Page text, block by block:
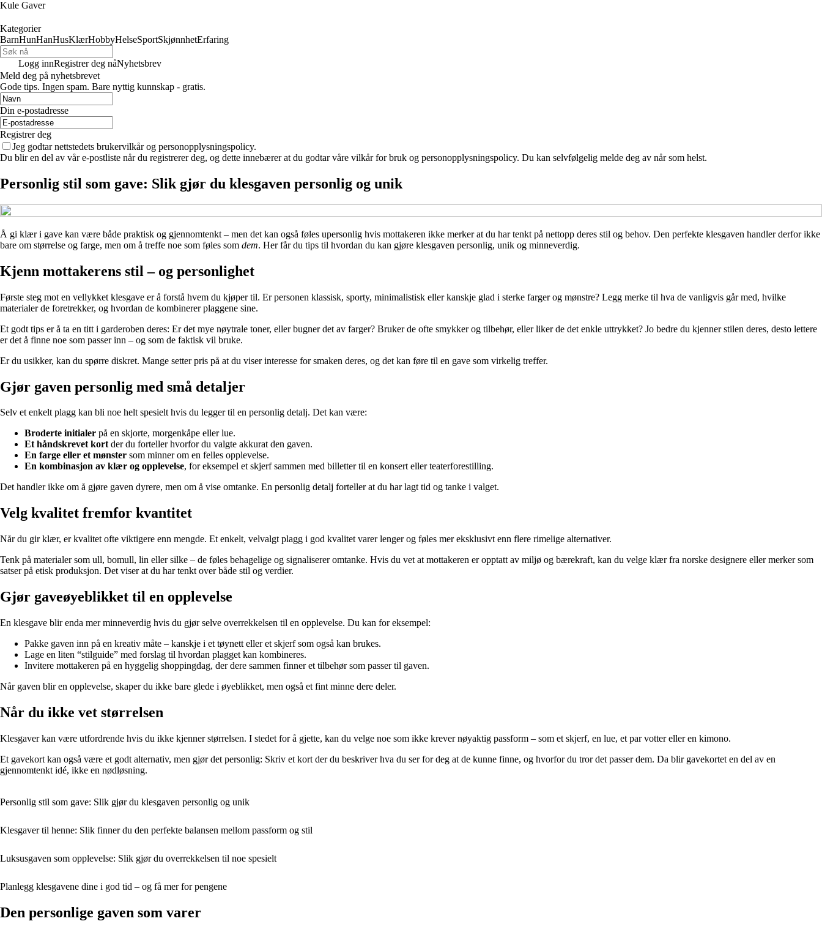
Kule Gaver
Kategorier
BarnHunHanHusKlærHobbyHelseSportSkjønnhetErfaring
Logg innRegistrer deg nåNyhetsbrev
Meld deg på nyhetsbrevet
Gode ​​tips. Ingen spam. Bare nyttig kunnskap - gratis.
Din e-postadresse
Registrer deg
Jeg godtar nettstedets brukervilkår og personopplysningspolicy.
Du blir en del av vår e-postliste når du registrerer deg, og dette innebærer at du godtar våre vilkår for bruk og personopplysningspolicy. Du kan selvfølgelig melde deg av når som helst.
Personlig stil som gave: Slik gjør du klesgaven personlig og unik
Å gi klær i gave kan være både praktisk og gjennomtenkt – men det kan også føles upersonlig hvis mottakeren ikke merker at du har tenkt på nettopp deres stil og behov. Den perfekte klesgaven handler derfor ikke
bare om størrelse og farge, men om å treffe noe som føles som dem. Her får du tips til hvordan du kan gjøre klesgaven personlig, unik og minneverdig.
Kjenn mottakerens stil – og personlighet
Første steg mot en vellykket klesgave er å forstå hvem du kjøper til. Er personen klassisk, sporty, minimalistisk eller kanskje glad i sterke farger og mønstre? Legg merke til hva de vanligvis går med, hvilke
materialer de foretrekker, og hvordan de kombinerer plaggene sine.
Et godt tips er å ta en titt i garderoben deres: Er det mye nøytrale toner, eller bugner det av farger? Bruker de ofte smykker og tilbehør, eller liker de det enkle uttrykket? Jo bedre du kjenner stilen deres, desto lettere
er det å finne noe som passer inn – og som de faktisk vil bruke.
Er du usikker, kan du spørre diskret. Mange setter pris på at du viser interesse for smaken deres, og det kan føre til en gave som virkelig treffer.
Gjør gaven personlig med små detaljer
Selv et enkelt plagg kan bli noe helt spesielt hvis du legger til en personlig detalj. Det kan være:
Broderte initialer på en skjorte, morgenkåpe eller lue.
Et håndskrevet kortder du forteller hvorfor du valgte akkurat den gaven.
En farge eller et mønster som minner om en felles opplevelse.
En kombinasjon av klær og opplevelse, for eksempel et skjerf sammen med billetter til en konsert eller teaterforestilling.
Det handler ikke om å gjøre gaven dyrere, men om å vise omtanke. En personlig detalj forteller at du har lagt tid og tanke i valget.
Velg kvalitet fremfor kvantitet
Når du gir klær, er kvalitet ofte viktigere enn mengde. Et enkelt, velvalgt plagg i god kvalitet varer lenger og føles mer eksklusivt enn flere rimelige alternativer.
Tenk på materialer som ull, bomull, lin eller silke – de føles behagelige og signaliserer omtanke. Hvis du vet at mottakeren er opptatt av miljø og bærekraft, kan du velge klær fra norske designere eller merker som
satser på etisk produksjon. Det viser at du har tenkt over både stil og verdier.
Gjør gaveøyeblikket til en opplevelse
En klesgave blir enda mer minneverdig hvis du gjør selve overrekkelsen til en opplevelse. Du kan for eksempel:
Pakke gaven inn på en kreativ måte – kanskje i et tøynett eller et skjerf som også kan brukes.
Lage en liten “stilguide” med forslag til hvordan plagget kan kombineres.
Invitere mottakeren på en hyggelig shoppingdag, der dere sammen finner et tilbehør som passer til gaven.
Når gaven blir en opplevelse, skaper du ikke bare glede i øyeblikket, men også et fint minne dere deler.
Når du ikke vet størrelsen
Klesgaver kan være utfordrende hvis du ikke kjenner størrelsen. I stedet for å gjette, kan du velge noe som ikke krever nøyaktig passform – som et skjerf, en lue, et par votter eller en kimono.
Et gavekort kan også være et godt alternativ, men gjør det personlig: Skriv et kort der du beskriver hva du ser for deg at de kunne finne, og hvorfor du tror det passer dem. Da blir gavekortet en del av en
gjennomtenkt idé, ikke en nødløsning.
Personlig stil som gave: Slik gjør du klesgaven personlig og unik
Klesgaver til henne: Slik finner du den perfekte balansen mellom passform og stil
Luksusgaven som opplevelse: Slik gjør du overrekkelsen til noe spesielt
Planlegg klesgavene dine i god tid – og få mer for pengene
Den personlige gaven som varer